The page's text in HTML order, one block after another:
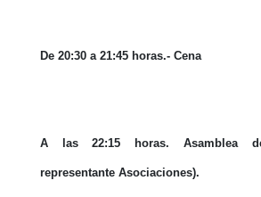
De 20:30 a 21:45 horas.- Cena
A las 22:15 horas. Asamblea
representante Asociaciones).